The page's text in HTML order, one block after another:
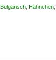
Bulgarisch Hähnchen